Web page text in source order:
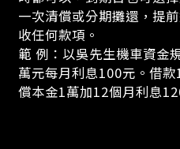
一次清償或分期攤還，提
收任何款項。
範 例：以吳先生機車資金
萬元每月利息100元。借
償本金1萬加12個月利息